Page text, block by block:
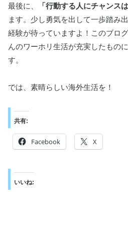
最後に、 「行動する人にチャンス
ます。少し勇気を出して一歩踏み
経験が待っていますよ！このブロ
んのワーホリ生活が充実したもの
す。
では、素晴らしい海外生活を！
共有:
Facebook X
いいね: